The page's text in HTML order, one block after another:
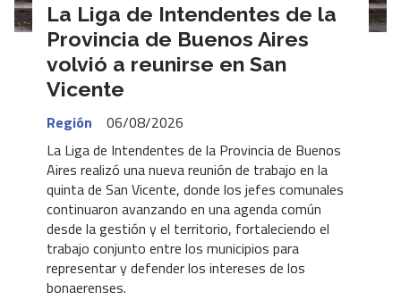
La Liga de Intendentes de la
Provincia de Buenos Aires
volvió a reunirse en San
Vicente
Región
06/08/2026
La Liga de Intendentes de la Provincia de Buenos
Aires realizó una nueva reunión de trabajo en la
quinta de San Vicente, donde los jefes comunales
continuaron avanzando en una agenda común
desde la gestión y el territorio, fortaleciendo el
trabajo conjunto entre los municipios para
representar y defender los intereses de los
bonaerenses.